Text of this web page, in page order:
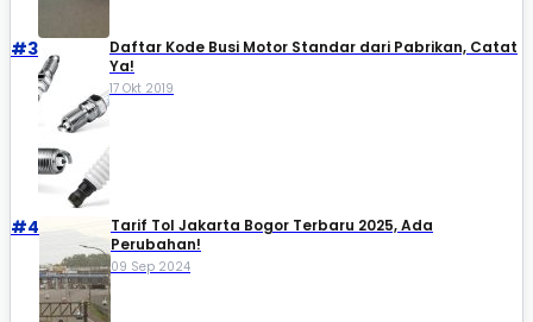
#3
Daftar Kode Busi Motor Standar dari Pabrikan, Catat
Ya!
17 Okt 2019
#4
Tarif Tol Jakarta Bogor Terbaru 2025, Ada
Perubahan!
09 Sep 2024